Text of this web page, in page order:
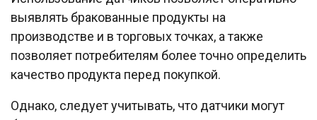
выявлять бракованные продукты на
производстве и в торговых точках, а также
позволяет потребителям более точно определить
качество продукта перед покупкой.
Однако, следует учитывать, что датчики могут